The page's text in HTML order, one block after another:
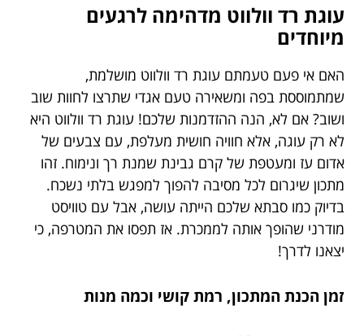
עוגת רד וולווט מדהימה לרגעים
מיוחדים
האם אי פעם טעמתם עוגת רד וולווט מושלמת,
שמתמוססת בפה ומשאירה טעם אגדי שתרצו לחוות שוב
ושוב? אם לא, הנה ההזדמנות שלכם! עוגת רד וולווט היא
לא רק עוגה, אלא חוויה חושית מעלפת, עם צבעים של
אדום עז ומעטפת של קרם גבינת שמנת רך ונימוח. זהו
מתכון שיגרום לכל מסיבה להפוך למפגש בלתי נשכח.
בדיוק כמו סבתא שלכם הייתה עושה, אבל עם טוויסט
מודרני שהופך אותה לממכרת. אז תפסו את המטרפה, כי
יצאנו לדרך!
זמן הכנת המתכון, רמת קושי וכמה מנות